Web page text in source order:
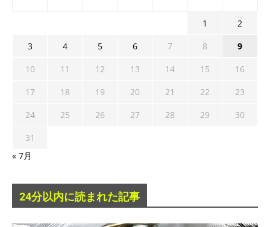
1
2
3
4 5 6 7 8
9
10
11 12 13 14 15
16
17
18 19 20 21 22
23
24
25 26 27 28 29
30
31
« 7月
24分以内に読まれた記事